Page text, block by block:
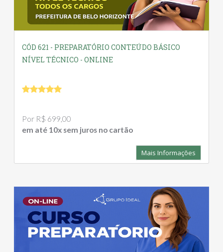
CÓD 621 - PREPARATÓRIO CONTEÚDO BÁSICO
NÍVEL TÉCNICO - ONLINE
Por R$ 699,00
em até 10x sem juros no cartão
Mais Informações